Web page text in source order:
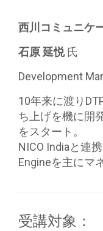
西川コミュニケ
石原 延悦氏
Development
10年来に渡り
ち上げを機に開
をスタート。
NICO Indiaと連
Engineを主にマ
受講対象：